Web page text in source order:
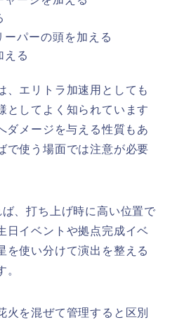
ーパーの頭を加える
える
、エリトラ加速用としても
としてよく知られています
ダメージを与える性質もあ
で使う場面では注意が必要
、打ち上げ時に高い位置で
日イベントや拠点完成イベ
を使い分けて演出を整える
火を混ぜて管理すると区別